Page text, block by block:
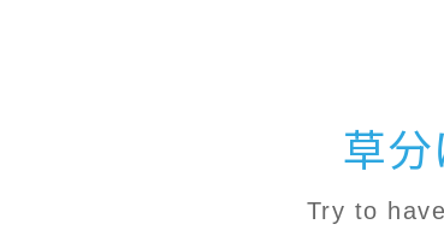
草分
Try to